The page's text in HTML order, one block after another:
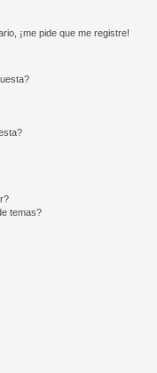
¡me pide que me registre!
temas?